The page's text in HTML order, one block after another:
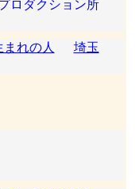
ロダクション所
まれの人
埼玉